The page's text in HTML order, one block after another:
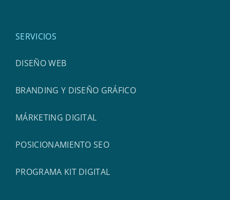
SERVICIOS
DISEÑO WEB
BRANDING Y DISEÑO GRÁFICO
MÁRKETING DIGITAL
POSICIONAMIENTO SEO
PROGRAMA KIT DIGITAL